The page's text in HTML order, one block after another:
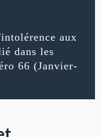
aux
dans les
66 (Janvier-